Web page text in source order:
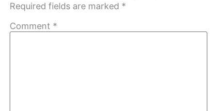
Required fields are marked *
Comment *